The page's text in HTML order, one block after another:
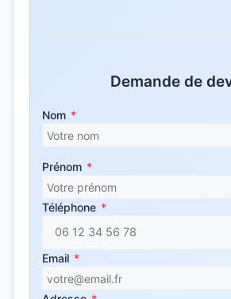
Demande de
Nom *
Prénom *
Téléphone *
Email *